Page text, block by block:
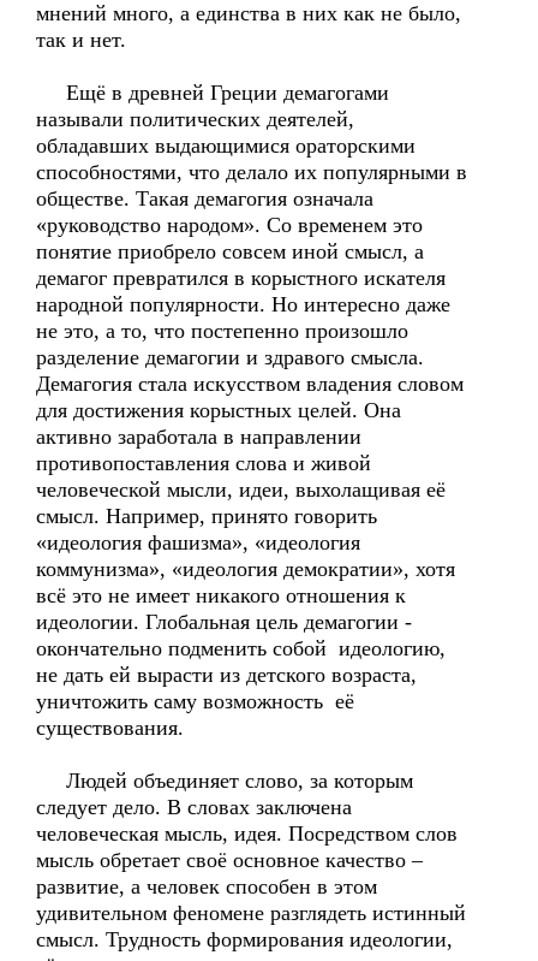
мнений много, а единства в них как не было,
так и нет.
Ещё в древней Греции демагогами
называли политических деятелей,
обладавших выдающимися ораторскими
способностями, что делало их популярными в
обществе. Такая демагогия означала
«руководство народом». Со временем это
понятие приобрело совсем иной смысл, а
демагог превратился в корыстного искателя
народной популярности. Но интересно даже
не это, а то, что постепенно произошло
разделение демагогии и здравого смысла.
Демагогия стала искусством владения словом
для достижения корыстных целей. Она
активно заработала в направлении
противопоставления слова и живой
человеческой мысли, идеи, выхолащивая её
смысл. Например, принято говорить
«идеология фашизма», «идеология
коммунизма», «идеология демократии», хотя
всё это не имеет никакого отношения к
идеологии. Глобальная цель демагогии -
окончательно подменить собой идеологию,
не дать ей вырасти из детского возраста,
уничтожить саму возможность её
существования.
Людей объединяет слово, за которым
следует дело. В словах заключена
человеческая мысль, идея. Посредством слов
мысль обретает своё основное качество –
развитие, а человек способен в этом
удивительном феномене разглядеть истинный
смысл. Трудность формирования идеологии,